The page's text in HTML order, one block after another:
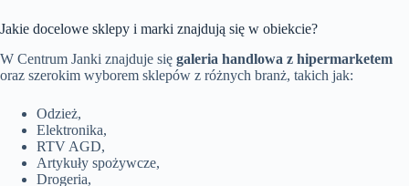
Jakie docelowe sklepy i marki znajdują się w obiekcie?
W Centrum Janki znajduje się galeria handlowa z hipermarketem
oraz szerokim wyborem sklepów z różnych branż, takich jak:
Odzież,
Elektronika,
RTV AGD,
Artykuły spożywcze,
Drogeria,